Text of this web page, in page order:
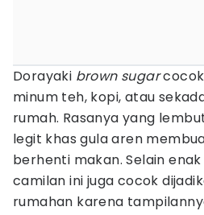
Dorayaki brown sugar
minum teh, kopi, atau
rumah. Rasanya yang
legit khas gula aren
berhenti makan. Selain
camilan ini juga cocok
rumahan karena